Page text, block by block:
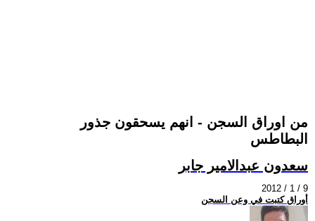
من اوراق السجن - انهم يسحقون جذور
البطاطس
سعدون عبدالامير جابر
2012 / 1 / 9
أوراق كتبت في وعن السجن